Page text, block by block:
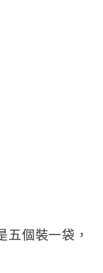
五個裝一袋，